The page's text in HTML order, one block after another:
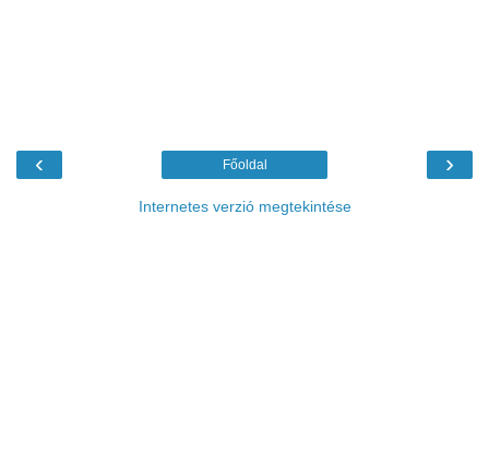
‹ ›
Főoldal
Internetes verzió megtekintése